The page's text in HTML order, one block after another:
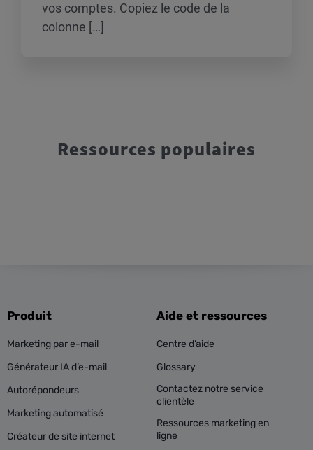
vos comptes. Copiez le code de la
colonne […]
Ressources populaires
Produit
Marketing par e-mail
Générateur IA d’e-mail
Autorépondeurs
Marketing automatisé
Créateur de site internet
Aide et ressources
Centre d’aide
Glossary
Contactez notre service
clientèle
Ressources marketing en
ligne